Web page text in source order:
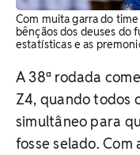
Com muita garra do
bênçãos dos deuses do
estatísticas e as
A 38ª rodada
Z4, quando todos
simultâneo para
fosse selado.